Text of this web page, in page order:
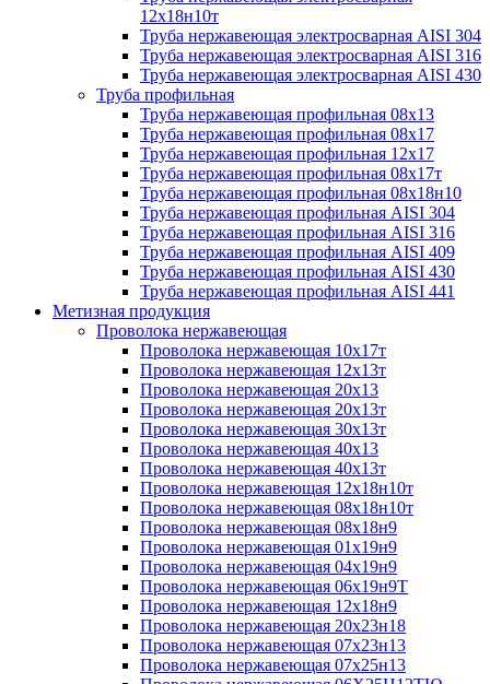
12х18н10т
Труба нержавеющая электросварная AISI 304
Труба нержавеющая электросварная AISI 316
Труба нержавеющая электросварная AISI 430
Труба профильная
Труба нержавеющая профильная 08х13
Труба нержавеющая профильная 08х17
Труба нержавеющая профильная 12х17
Труба нержавеющая профильная 08х17т
Труба нержавеющая профильная 08х18н10
Труба нержавеющая профильная AISI 304
Труба нержавеющая профильная AISI 316
Труба нержавеющая профильная AISI 409
Труба нержавеющая профильная AISI 430
Труба нержавеющая профильная AISI 441
Метизная продукция
Проволока нержавеющая
Проволока нержавеющая 10х17т
Проволока нержавеющая 12х13т
Проволока нержавеющая 20х13
Проволока нержавеющая 20х13т
Проволока нержавеющая 30х13т
Проволока нержавеющая 40х13
Проволока нержавеющая 40х13т
Проволока нержавеющая 12х18н10т
Проволока нержавеющая 08х18н10т
Проволока нержавеющая 08х18н9
Проволока нержавеющая 01х19н9
Проволока нержавеющая 04х19н9
Проволока нержавеющая 06х19н9Т
Проволока нержавеющая 12х18н9
Проволока нержавеющая 20х23н18
Проволока нержавеющая 07х23н13
Проволока нержавеющая 07х25н13